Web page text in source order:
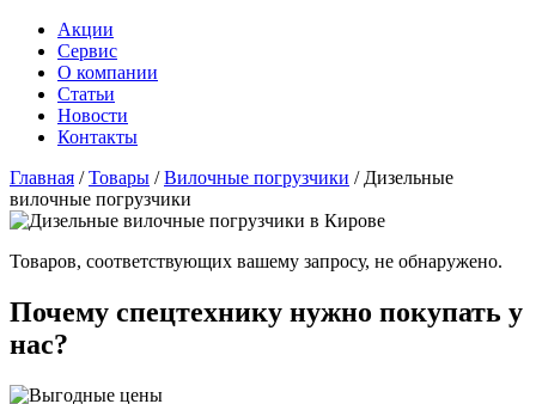
Акции
Сервис
О компании
Статьи
Новости
Контакты
Главная /Товары /Вилочные погрузчики / Дизельные
вилочные погрузчики
Товаров, соответствующих вашему запросу, не обнаружено.
Почему спецтехнику нужно покупать у
нас?